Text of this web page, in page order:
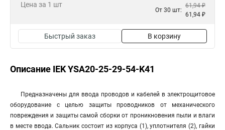
Цена за 1 шт
От 30 шт:
61,94 ₽
61,94 ₽
Быстрый заказ В корзину
Описание IEK YSA20-25-29-54-K41
Предназначены для ввода проводов и кабелей в электрощитовое
оборудование с целью защиты проводников от механического
повреждения и защиты самой сборки от проникновения пыли и влаги
в месте ввода. Сальник состоит из корпуса (1), уплотнителя (2), гайки